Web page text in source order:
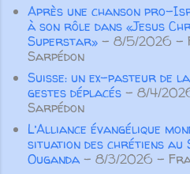
Après une chanson pro-
à son rôle dans «Jesus
Superstar» - 8/5/2026 -
Sarpédon
Suisse: un ex-pasteur de
gestes déplacés - 8/4/
Sarpédon
L’Alliance évangélique
situation des chrétiens au
Ouganda - 8/3/2026 -